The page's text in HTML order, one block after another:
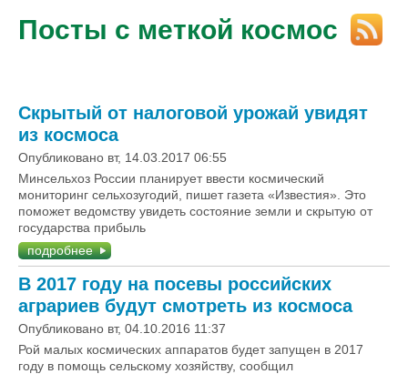
Посты с меткой космос
Скрытый от налоговой урожай увидят
из космоса
Опубликовано вт, 14.03.2017 06:55
Минсельхоз России планирует ввести космический
мониторинг сельхозугодий, пишет газета «Известия». Это
поможет ведомству увидеть состояние земли и скрытую от
государства прибыль
подробнее
В 2017 году на посевы российских
аграриев будут смотреть из космоса
Опубликовано вт, 04.10.2016 11:37
Рой малых космических аппаратов будет запущен в 2017
году в помощь сельскому хозяйству, сообщил